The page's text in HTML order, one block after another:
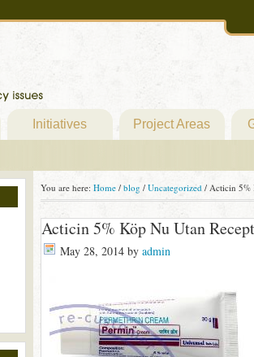
Initiatives Project Areas
You are here: Home / blog / Uncategorized /Acticin 5%
Acticin 5% Köp Nu Utan Recept
May 28, 2014by admin